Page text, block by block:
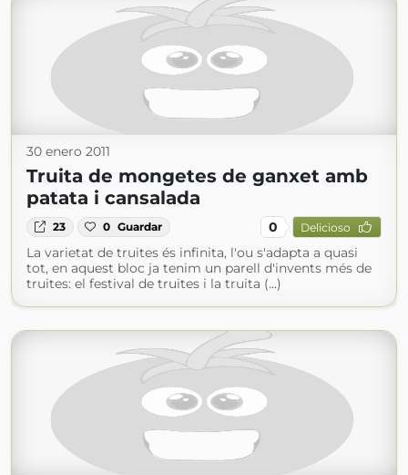
30 enero 2011
Truita de mongetes de ganxet amb
patata i cansalada
23 0 Guardar 0 Delicioso
La varietat de truites és infinita, l'ou s'adapta a quasi
tot, en aquest bloc ja tenim un parell d'invents més de
truites: el festival de truites i la truita (...)